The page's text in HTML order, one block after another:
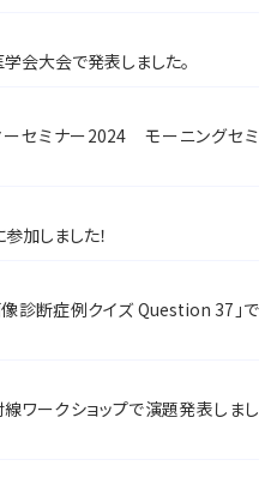
大会で発表しました。
セミナー2024 モーニングセミ
加しました！
診断症例クイズ Question 37」で
ワークショップで演題発表しまし